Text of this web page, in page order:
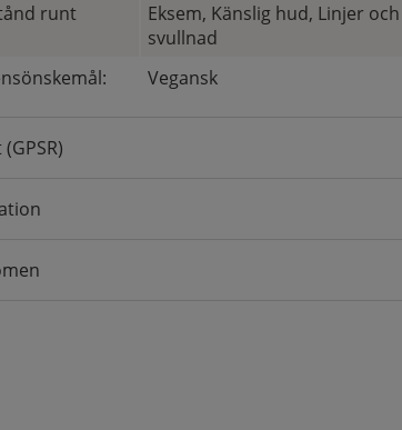
runt
Eksem, Känslig hud, Linjer
svullnad
Vegansk